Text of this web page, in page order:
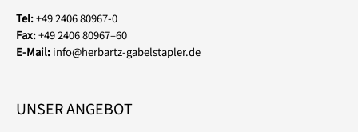
Tel:+49 2406 80967-0
Fax:+49 2406 80967–60
E-Mail:info@herbartz-gabelstapler.de
UNSER ANGEBOT